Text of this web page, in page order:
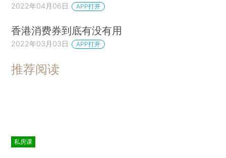
2022年04月06日 APP打开
香港消费券到底有没有用
2022年03月03日 APP打开
推荐阅读
私房课